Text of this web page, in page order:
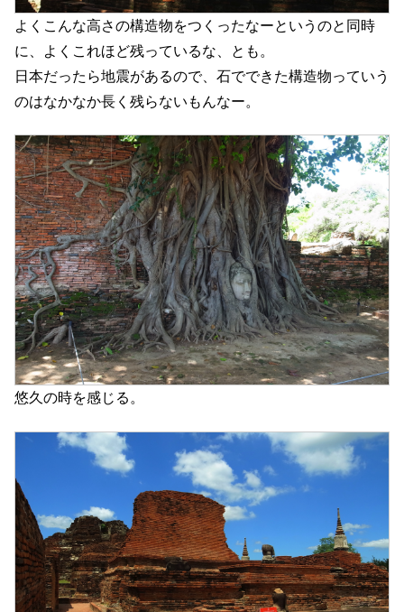
よくこんな高さの構造物をつくったなーというのと同時
に、よくこれほど残っているな、とも。
日本だったら地震があるので、石でできた構造物っていう
のはなかなか長く残らないもんなー。
悠久の時を感じる。